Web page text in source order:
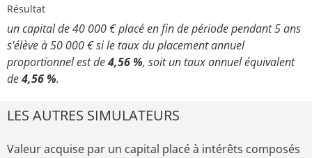
Résultat
un capital de 40 000 € placé en fin de période pendant 5 ans
s'élève à 50 000 € si le taux du placement annuel
proportionnel est de4,56 %, soit un taux annuel équivalent
de4,56 %.
LES AUTRES SIMULATEURS
Valeur acquise par un capital placé à intérêts composés